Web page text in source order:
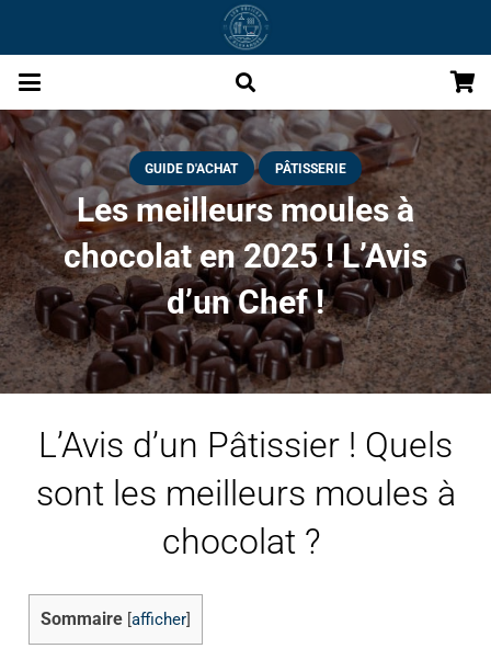
GUIDE D'ACHAT PÂTISSERIE
Les meilleurs moules à
chocolat en 2025 ! L’Avis
d’un Chef !
L’Avis d’un Pâtissier ! Quels
sont les meilleurs moules à
chocolat ?
Sommaire afficher]